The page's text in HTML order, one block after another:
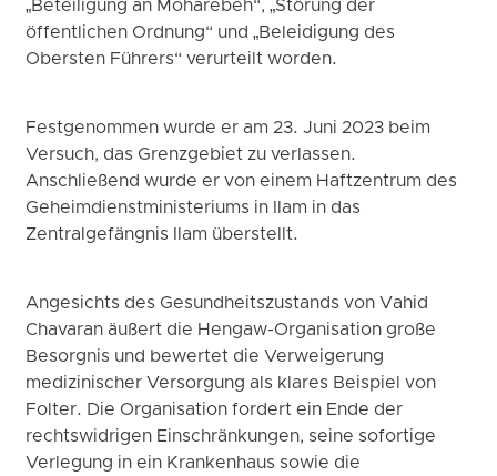
„Beteiligung an Moharebeh“, „Störung der
öffentlichen Ordnung“ und „Beleidigung des
Obersten Führers“ verurteilt worden.
Festgenommen wurde er am 23. Juni 2023 beim
Versuch, das Grenzgebiet zu verlassen.
Anschließend wurde er von einem Haftzentrum des
Geheimdienstministeriums in Ilam in das
Zentralgefängnis Ilam überstellt.
Angesichts des Gesundheitszustands von Vahid
Chavaran äußert die Hengaw-Organisation große
Besorgnis und bewertet die Verweigerung
medizinischer Versorgung als klares Beispiel von
Folter. Die Organisation fordert ein Ende der
rechtswidrigen Einschränkungen, seine sofortige
Verlegung in ein Krankenhaus sowie die